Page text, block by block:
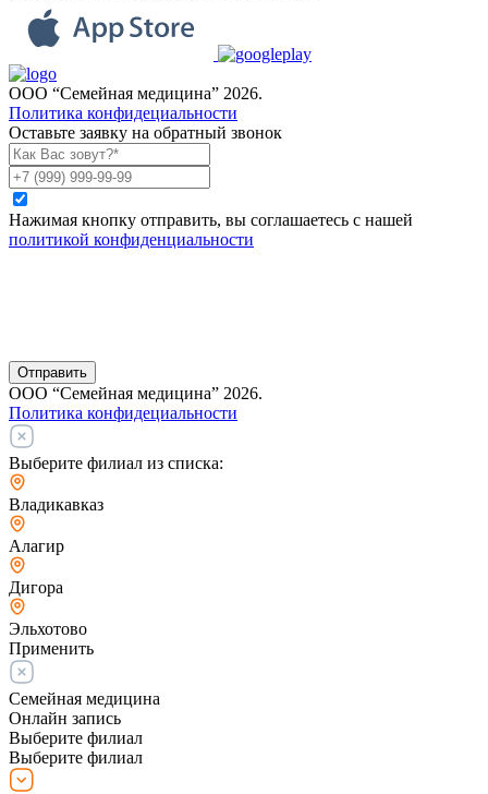
ООО “Семейная медицина” 2026.
Политика конфидециальности
Оставьте заявку на обратный звонок
Нажимая кнопку отправить, вы соглашаетесь с нашей
политикой конфиденциальности
Отправить
ООО “Семейная медицина” 2026.
Политика конфидециальности
Выберите филиал из списка:
Владикавказ
Алагир
Дигора
Эльхотово
Применить
Семейная медицина
Онлайн запись
Выберите филиал
Выберите филиал